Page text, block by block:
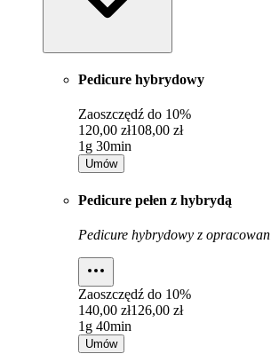
Pedicure hybrydowy
Zaoszczędź do 10%
120,00 zł108,00 zł
1g 30min
Umów
Pedicure pełen z hybrydą
Pedicure hybrydowy z
Zaoszczędź do 10%
140,00 zł126,00 zł
1g 40min
Umów